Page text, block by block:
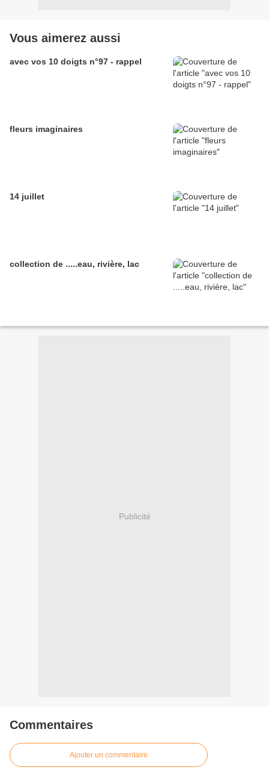
Vous aimerez aussi
avec vos 10 doigts n°97 - rappel
fleurs imaginaires
14 juillet
collection de .....eau, rivière, lac
Publicité
Commentaires
Ajouter un commentaire